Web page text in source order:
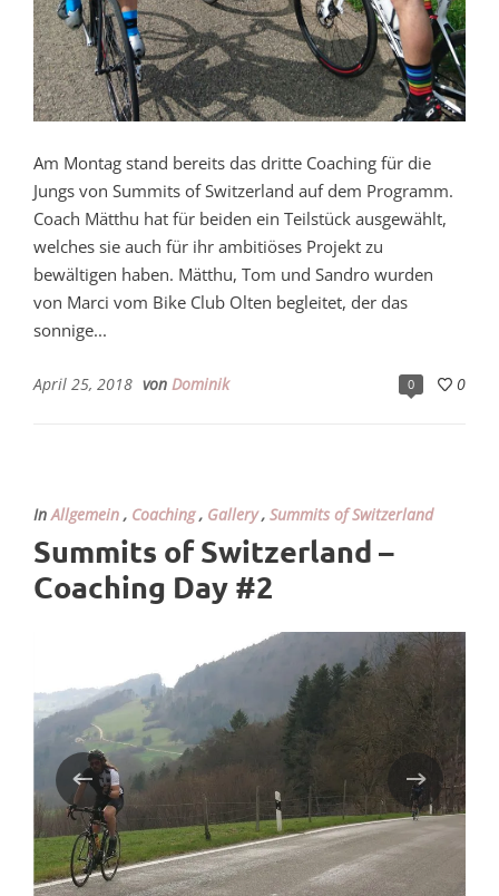
Am Montag stand bereits das dritte Coaching für die
Jungs von Summits of Switzerland auf dem Programm.
Coach Mätthu hat für beiden ein Teilstück ausgewählt,
welches sie auch für ihr ambitiöses Projekt zu
bewältigen haben. Mätthu, Tom und Sandro wurden
von Marci vom Bike Club Olten begleitet, der das
sonnige...
0 0
April 25, 2018 von Dominik
InAllgemein , Coaching, Gallery, Summits of Switzerland
Summits of Switzerland –
Coaching Day #2